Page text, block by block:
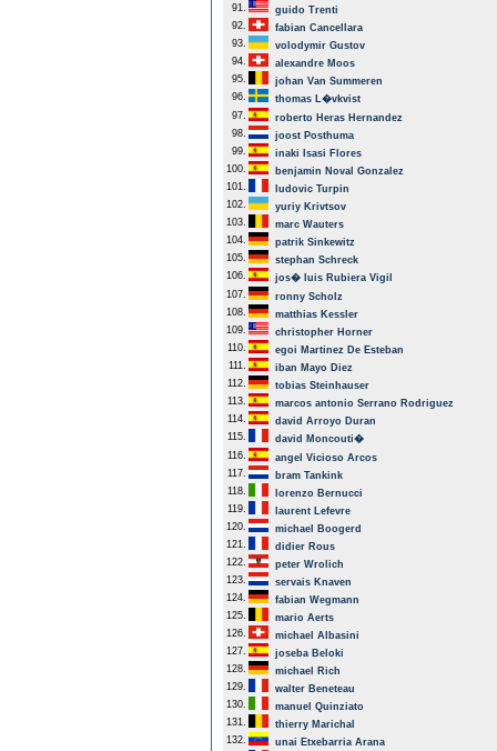
91.
guido Trenti
92.
fabian Cancellara
93.
volodymir Gustov
94.
alexandre Moos
95.
johan Van Summeren
96.
thomas L�vkvist
97.
roberto Heras Hernandez
98.
joost Posthuma
99.
inaki Isasi Flores
100.
benjamin Noval Gonzalez
101.
ludovic Turpin
102.
yuriy Krivtsov
103.
marc Wauters
104.
patrik Sinkewitz
105.
stephan Schreck
106.
jos� luis Rubiera Vigil
107.
ronny Scholz
108.
matthias Kessler
109.
christopher Horner
110.
egoi Martinez De Esteban
111.
iban Mayo Diez
112.
tobias Steinhauser
113.
marcos antonio Serrano Rodriguez
114.
david Arroyo Duran
115.
david Moncouti�
116.
angel Vicioso Arcos
117.
bram Tankink
118.
lorenzo Bernucci
119.
laurent Lefevre
120.
michael Boogerd
121.
didier Rous
122.
peter Wrolich
123.
servais Knaven
124.
fabian Wegmann
125.
mario Aerts
126.
michael Albasini
127.
joseba Beloki
128.
michael Rich
129.
walter Beneteau
130.
manuel Quinziato
131.
thierry Marichal
132.
unai Etxebarria Arana